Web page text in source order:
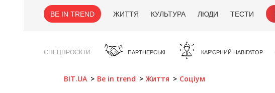
BE IN TREND ЖИТТЯ КУЛЬТУРА ЛЮДИ ТЕСТИ
СПЕЦПРОЄКТИ ПАРТНЕРСЬКІ КАР'ЄРНИЙ НАВІГАТОР
BIT.UA Be in trend Життя Соціум